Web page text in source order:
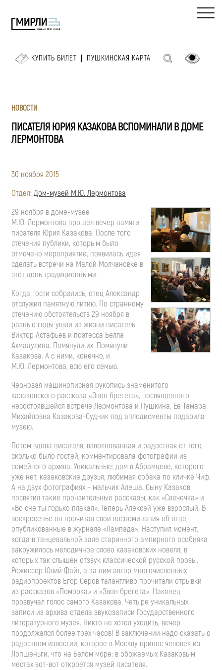
КУПИТЬ БИЛЕТ ПУШКИНСКАЯ КАРТА
НОВОСТИ
ПИСАТЕЛЯ ЮРИЯ КАЗАКОВА ВСПОМИНАЛИ В ДОМЕ
ЛЕРМОНТОВА
30 ноября 2015
Отдел:Дом-музей М.Ю. Лермонтова
29 ноября в доме-музее
М.Ю. Лермонтова прошел вечер памяти
писателя Юрия Казакова. После того
стечения публики, которым было
отмечено мероприятие, появилась идея
сделать встречи на Малой Молчановке в
этот день традиционными.
Когда гости собрались, отец Александр
отслужил памятную литию. По странному
стечению обстоятельств 29 ноября в
разные годы ушли из жизни писатель
Виктор Астафьев и поэтесса Белла
Ахмадулина. Помянули их. Помянули
Казакова. А с ними, конечно, и
М.Ю. Лермонтова, всю его семью.
Черновая машинописная рукопись знаменитого
казаковского рассказа «Звон брегета», посвященного
несостоявшейся встрече Лермонтова и Пушкина. Ее Тамара
Михайловна Казакова-Судник под аплодисменты подарила
музею.
Потом вдова писателя, взволнованная и радостная от того,
сколько было гостей, комментировала фотографии из
семейного архива. Уникальные: дом в Абрамцеве, которого
уже нет, казаковские друзья, любимая собака по кличке Чиф.
А на двух фотографиях – мальчик Алеша. Сыну Казаков
посвятил такие пронзительные рассказы, как «Свечечка» и
«Во сне ты горько плакал». Теперь Алексей уже взрослый. В
воскресенье он прочитал свои воспоминания об отце,
опубликованные в журнале «Лампада». Наступил момент,
когда в танцевальной зале старинного ампирного особняка
закружилось мелодичное слово казаковских новелл, в
которых так слышен отзвук классической русской прозы.
Режиссер Юлий Файт, а за ним автор многочисленных
радиопроектов Егор Серов талантливо прочитали отрывки
из рассказов «Поморка» и «Звон брегета». Наконец
прозвучал голос самого Казакова. Четыре уникальных
записи из архива отдела звукозаписи Государственного
литературного музея. Никто не хотел уходить, вечер
продолжался более трех часов! В заключении надо сказать о
радостном известии, которое в Москву принес человек из
Лопшеньги, что на Белом море: в обожаемых Казаковым
местах вот-вот откроется музей писателя.